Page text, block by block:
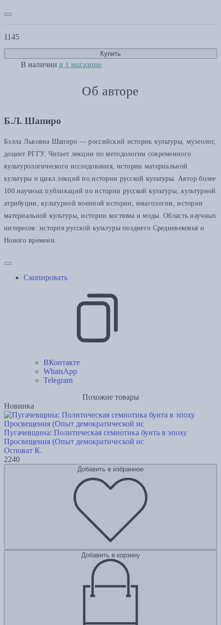
1145
Купить
В наличии в 1 магазине
Об авторе
Б.Л. Шапиро
Бэлла Львовна Шапиро — российский историк культуры, музеолог,
доцент РГГУ. Читает лекции по методологии современного
культурологического исследования, истории материальной
культуры и цикл лекций по истории русской культуры. Автор более
100 научных публикаций по истории русской культуры, культурной
атрибуции, культурной военной истории, имагологии, истории
материальной культуры, истории костюма и моды. Область научных
интересов: история русской культуры позднего Средневековья и
Нового времени.
Скопировать
ВКонтакте
WhatsApp
Telegram
Похожие товары
Новинка
Пугачевщина: Политическая семиотика бунта в эпоху
Просвещения (Опыт демократической ис
Осповат К.
2240
Добавить в избранное
Добавить в корзину